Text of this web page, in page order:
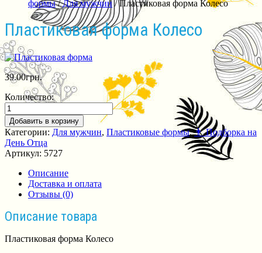
формы/Для мужчин / Пластиковая форма Колесо
Пластиковая форма Колесо
39.00грн.
Количество:
Добавить в корзину
Категории: Для мужчин, Пластиковые формы,👨 Подборка на
День Отца
Артикул: 5727
Описание
Доставка и оплата
Отзывы (0)
Описание товара
Пластиковая форма Колесо